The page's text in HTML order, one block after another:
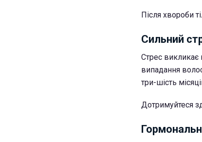
Після хвороби
Сильний
Стрес викликає
випадання
три-шість
Дотримуйтеся